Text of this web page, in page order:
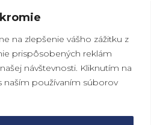
na zlepšenie vášho zážitku z
prispôsobených reklám
návštevnosti. Kliknutím na
naším používaním súborov
AKO PRACUJEME
KONTAKT
| Vienna